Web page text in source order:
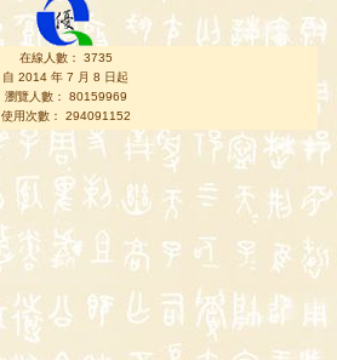
在線人數： 3735
自 2014 年 7 月 8 日起
瀏覽人數： 80159969
使用次數： 294091152